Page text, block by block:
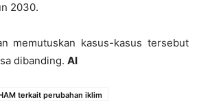
2030.
memutuskan kasus-kasus tersebut
dibanding. AI
terkait perubahan iklim